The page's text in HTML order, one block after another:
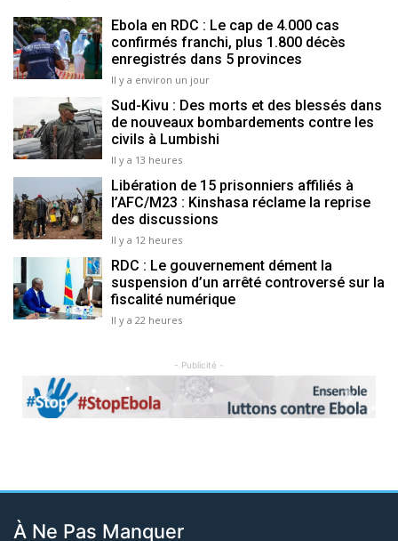
Ebola en RDC : Le cap de 4.000 cas
confirmés franchi, plus 1.800 décès
enregistrés dans 5 provinces
Il y a environ un jour
Sud-Kivu : Des morts et des blessés dans
de nouveaux bombardements contre les
civils à Lumbishi
Il y a 13 heures
Libération de 15 prisonniers affiliés à
l’AFC/M23 : Kinshasa réclame la reprise
des discussions
Il y a 12 heures
RDC : Le gouvernement dément la
suspension d’un arrêté controversé sur la
fiscalité numérique
Il y a 22 heures
- Publicité -
Previous Next
À Ne Pas Manquer